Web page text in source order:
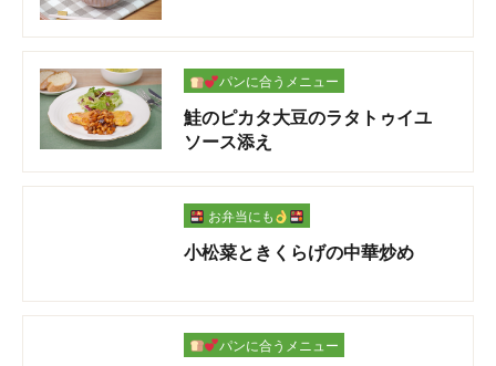
パンに合うメニュー
鮭のピカタ大豆のラタトゥイユ
ソース添え
お弁当にも
小松菜ときくらげの中華炒め
パンに合うメニュー